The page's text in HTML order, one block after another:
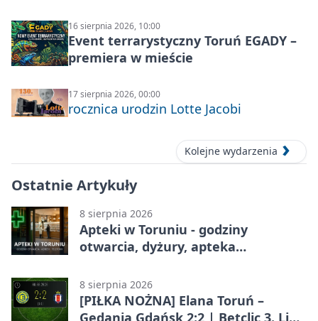
16 sierpnia 2026, 10:00
Event terrarystyczny Toruń EGADY –
premiera w mieście
17 sierpnia 2026, 00:00
rocznica urodzin Lotte Jacobi
Kolejne wydarzenia
Ostatnie Artykuły
8 sierpnia 2026
Apteki w Toruniu - godziny
otwarcia, dyżury, apteka
8 sierpnia 2026
[PIŁKA NOŻNA] Elana Toruń –
Gedania Gdańsk 2:2 | Betclic 3. Liga